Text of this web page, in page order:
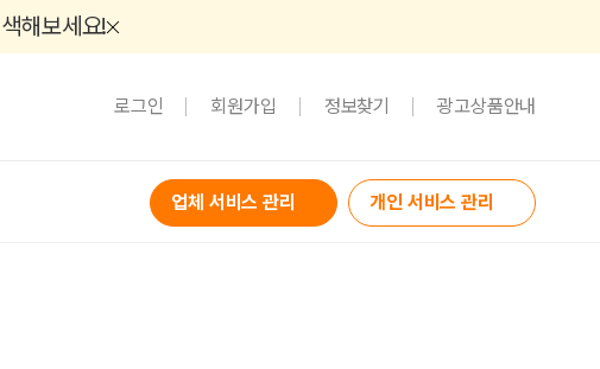
해보세요!
로그인 회원가입 정보찾기 광고상품안내
업체 서비스 관리 개인 서비스 관리